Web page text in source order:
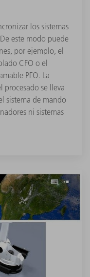
los sistemas
este modo puede
por ejemplo, el
CFO o el
PFO. La
procesado se lleva
sistema de mando
ni sistemas